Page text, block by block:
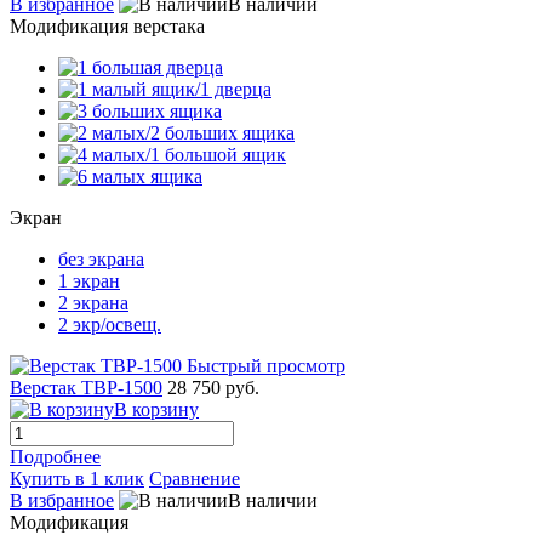
В избранное
В наличии
Модификация верстака
Экран
без экрана
1 экран
2 экрана
2 экр/освещ.
Быстрый просмотр
Верстак TBP-1500 28 750 руб.
В корзину
Подробнее
Купить в 1 клик Сравнение
В избранное
В наличии
Модификация